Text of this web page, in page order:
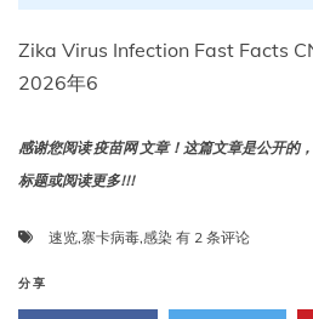
Zika Virus Infection Fast Facts
2026年6
感谢您阅读 疫苗网 文章！这篇文章是公开的
标题或阅读更多!!!
速览,寨卡病毒,感染 寨
毒
有 2 条评论
分享